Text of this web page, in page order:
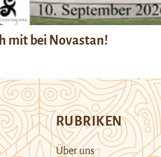
mit bei Novastan!
RUBRIKEN
Über uns